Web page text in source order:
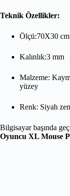
Teknik Özellikler:
Ölçü:70X30 cm
Kalınlık:3 mm
Malzeme:
yüzey
Renk: Siyah
Bilgisayar başında
Oyuncu XL Mouse